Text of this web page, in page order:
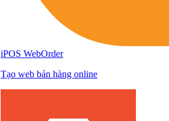
iPOS WebOrder
Tạo web bán hàng online